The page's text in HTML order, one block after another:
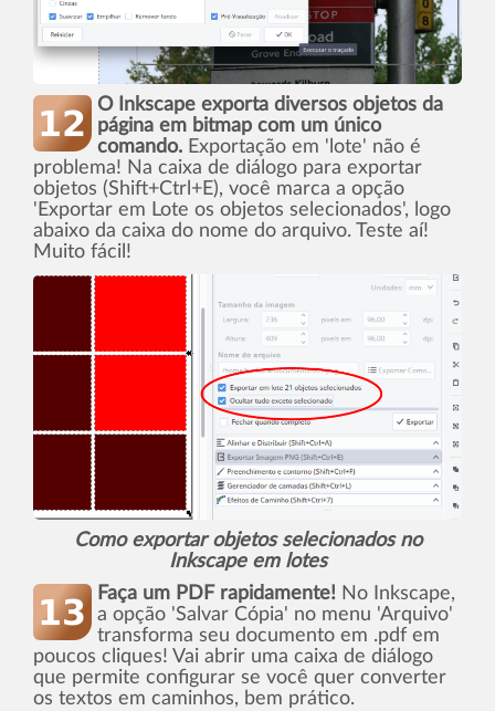
O Inkscape exporta diversos objetos da
página em bitmap com um único
comando. Exportação em 'lote' não é
problema! Na caixa de diálogo para exportar
objetos (Shift+Ctrl+E), você marca a opção
'Exportar em Lote os objetos selecionados', logo
abaixo da caixa do nome do arquivo. Teste aí­!
Muito fácil!
Como exportar objetos selecionados no
Inkscape em lotes
Faça um PDF rapidamente! No Inkscape,
a opção 'Salvar Cópia' no menu 'Arquivo'
transforma seu documento em .pdf em
poucos cliques! Vai abrir uma caixa de diálogo
que permite configurar se você quer converter
os textos em caminhos, bem prático.